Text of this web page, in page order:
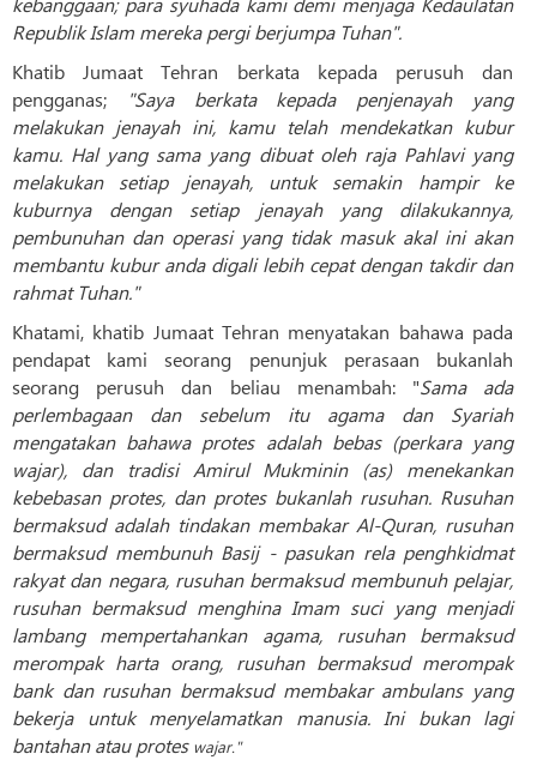
Republik Islam mereka pergi berjumpa Tuhan".
Khatib Jumaat Tehran berkata kepada perusuh dan
pengganas;
"Saya berkata kepada penjenayah yang
melakukan jenayah ini, kamu telah mendekatkan kubur
kamu. Hal yang sama yang dibuat oleh raja Pahlavi yang
melakukan setiap jenayah, untuk semakin hampir ke
kuburnya dengan setiap jenayah yang dilakukannya,
pembunuhan dan operasi yang tidak masuk akal ini akan
membantu kubur anda digali lebih cepat dengan takdir dan
rahmat Tuhan."
Khatami, khatib Jumaat Tehran menyatakan bahawa pada
pendapat kami seorang penunjuk perasaan bukanlah
seorang perusuh dan beliau menambah: "Sama ada
perlembagaan dan sebelum itu agama dan Syariah
mengatakan bahawa protes adalah bebas (perkara yang
wajar), dan tradisi Amirul Mukminin (as) menekankan
kebebasan protes, dan protes bukanlah rusuhan. Rusuhan
bermaksud adalah tindakan membakar Al-Quran, rusuhan
bermaksud membunuh Basij - pasukan rela penghkidmat
rakyat dan negara, rusuhan bermaksud membunuh pelajar,
rusuhan bermaksud menghina Imam suci yang menjadi
lambang mempertahankan agama, rusuhan bermaksud
merompak harta orang, rusuhan bermaksud merompak
bank dan rusuhan bermaksud membakar ambulans yang
bekerja untuk menyelamatkan manusia. Ini bukan lagi
bantahan atau protes wajar."